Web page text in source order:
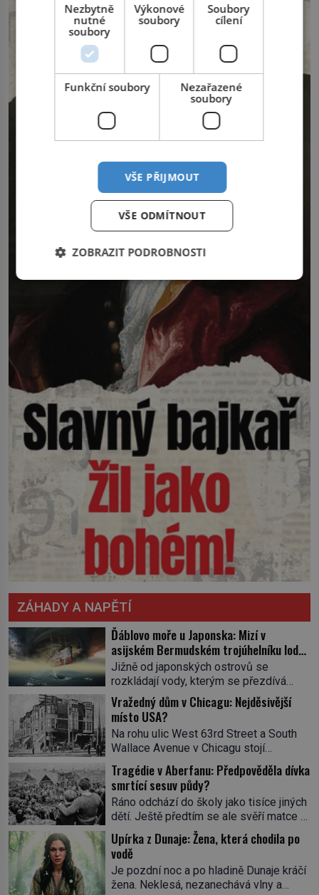
génius obětuje vše – čas, rodinu i sám
sebe. Američan Robert William Kearns
svatby přijde […]
ZÁHADY A NAPĚTÍ
Ďáblovo moře u Japonska: Mizí v
asijském Bermudském trojúhelníku lodě
ve spárech neznámé síly?
Jižně od japonských ostrovů se
rozkládají vody, kterým se přezdívá
Ďáblovo moře. Vypráví se o lodích
mizejících beze stopy, podivných
světlech, zrádných proudech i mořských
dracích, kteří měli tyto končiny střežit už
v dávných legendách. Je tichomořský
Dračí trojúhelník skutečně prokletým
místem, nebo se zde jen nebezpečná
příroda proměnila v jednu z
nejpůsobivějších námořních záhad? […]
Vražedný dům v Chicagu: Nejděsivější
místo USA?
Na rohu ulic West 63rd Street a South
Wallace Avenue v Chicagu stojí
nenápadná pošta. Nemá žádný speciální
nápis ani pamětní desku. A přesto prý
místní zaměstnanci neradi chodí do
sklepa. Právě tady totiž sídlil sériový
vrah H. H. Holmes a také
nejpropracovanější past na lidi
v dějinách americké kriminalistiky.
Herman Webster Mudgett (1861–1896)
přijíždí […]
Tragédie v Aberfanu: Předpověděla dívka
smrtící sesuv půdy?
Ráno odchází do školy jako tisíce jiných
dětí. Ještě předtím se ale svěří matce s
podivným snem. Ve škole, kterou dobře
zná, tentokrát nevidí budovu ani
spolužáky. Místo nich se před ní tyčí
cosi temného. O několik hodin později je
mrtvá. Mohla devítiletá Zahlédla vlastní
Upírka z Dunaje: Žena, která chodila po
vodě
Je pozdní noc a po hladině Dunaje kráčí
žena. Neklesá, nezanechává vlny a
Nezbytně
nutné
soubory
Výkonové
soubory
Soubory
cílení
Funkční soubory
Nezařazené
soubory
VŠE PŘIJMOUT
VŠE ODMÍTNOUT
ZOBRAZIT PODROBNOSTI